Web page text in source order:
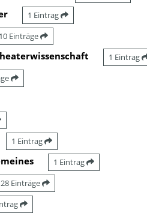
1 Eintrag
10 Einträge
1 Eintrag
1 Eintrag
1 Eintrag
28 Einträge